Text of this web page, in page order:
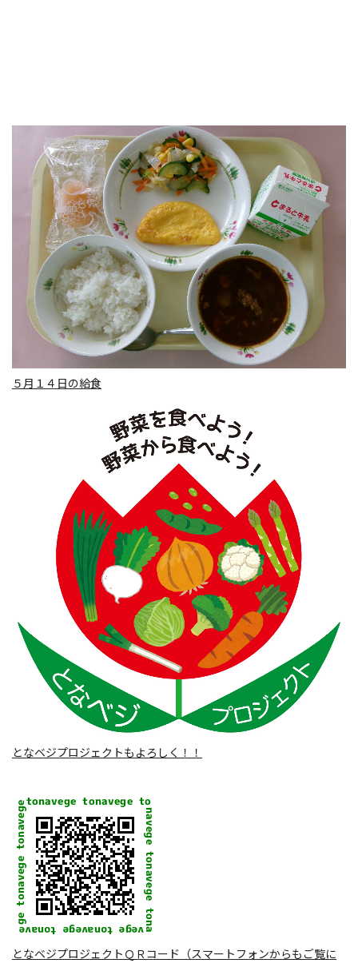
５月１４日の給食
となベジプロジェクトもよろしく！！
となベジプロジェクトＱＲコード（スマートフォンからもご覧に